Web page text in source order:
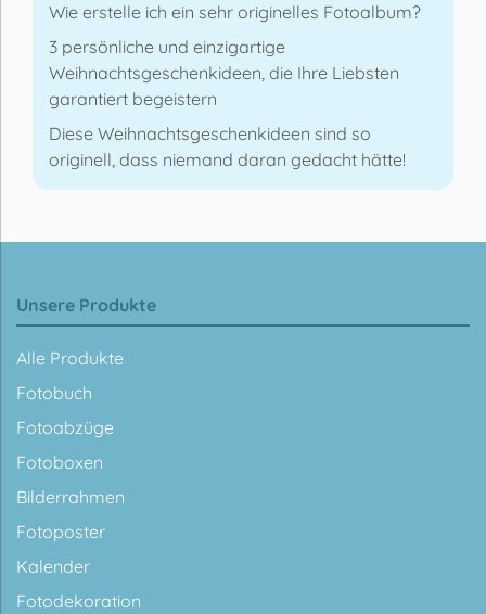
Wie erstelle ich ein sehr originelles Fotoalbum?
3 persönliche und einzigartige
Weihnachtsgeschenkideen, die Ihre Liebsten
garantiert begeistern
Diese Weihnachtsgeschenkideen sind so
originell, dass niemand daran gedacht hätte!
Unsere Produkte
Alle Produkte
Fotobuch
Fotoabzüge
Fotoboxen
Bilderrahmen
Fotoposter
Kalender
Fotodekoration